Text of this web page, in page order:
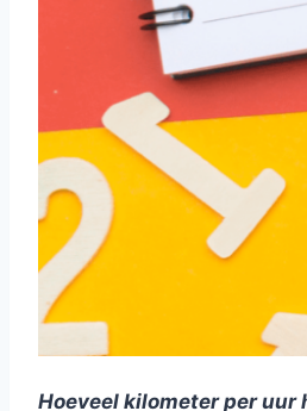
Hoeveel kilometer per uur